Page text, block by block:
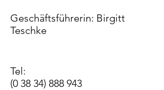
Geschäftsführerin: Birgitt
Teschke
Tel:
(0 38 34) 888 943